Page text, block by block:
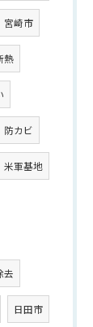
宮崎市
熱
防カビ
米軍基地
去
日田市